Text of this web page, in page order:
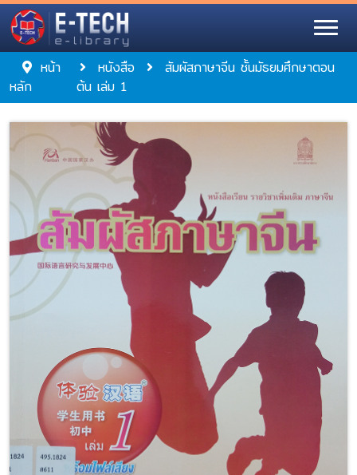
หน้า
หลัก
หนังสือ
สัมผัสภาษาจีน ชั้นมัธยมศึกษาตอน
ต้น เล่ม 1